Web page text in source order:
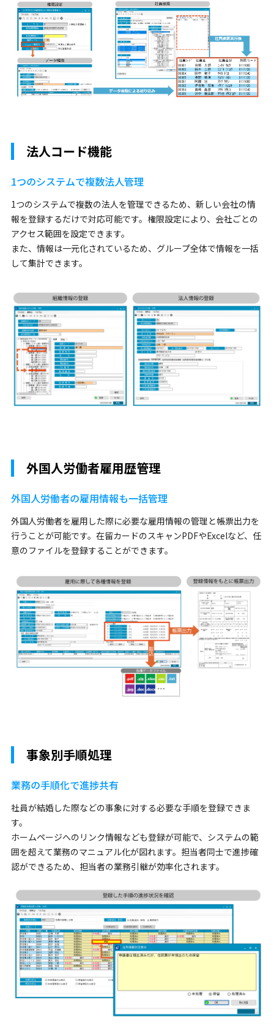
法人コード機能
1つのシステムで複数法人管理
1つのシステムで複数の法人を管理できるため、新しい会社の情
報を登録するだけで対応可能です。権限設定により、会社ごとの
アクセス範囲を設定できます。
また、情報は一元化されているため、グループ全体で情報を一括
して集計できます。
外国人労働者雇用歴管理
外国人労働者の雇用情報も一括管理
外国人労働者を雇用した際に必要な雇用情報の管理と帳票出力を
行うことが可能です。在留カードのスキャンPDFやExcelなど、任
意のファイルを登録することができます。
事象別手順処理
業務の手順化で進捗共有
社員が結婚した際などの事象に対する必要な手順を登録できま
す。
ホームページへのリンク情報なども登録が可能で、システムの範
囲を超えて業務のマニュアル化が図れます。担当者同士で進捗確
認ができるため、担当者の業務引継が効率化されます。